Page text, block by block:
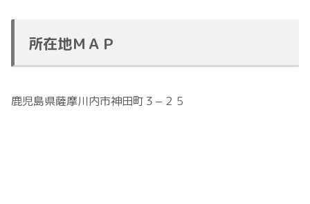
所在地ＭＡＰ
鹿児島県薩摩川内市神田町３−２５